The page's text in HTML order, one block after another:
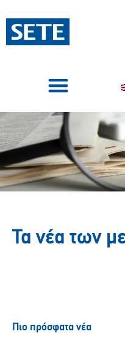
Τα νέα των
Πιο πρόσφατα νέα